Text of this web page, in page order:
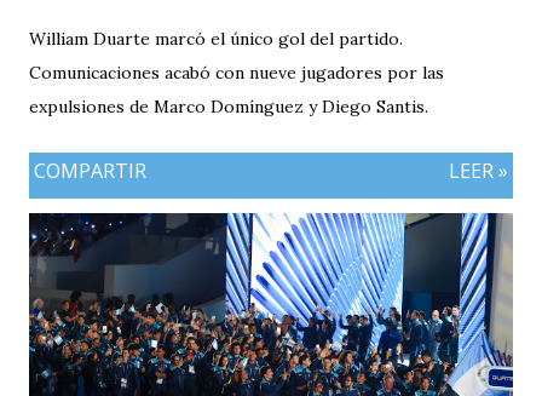
William Duarte marcó el único gol del partido.
Comunicaciones acabó con nueve jugadores por las
expulsiones de Marco Domínguez y Diego Santis.
COMPARTIR LEER »